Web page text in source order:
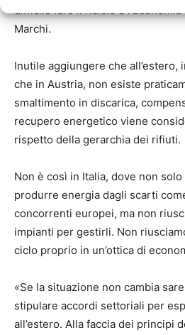
difficile fare il riciclo e
Marchi.
Inutile aggiungere che all’estero,
che in Austria, non esiste
smaltimento in discarica,
recupero energetico viene
rispetto della gerarchia dei rifiuti.
Non è così in Italia, dove non
produrre energia dagli scarti
concorrenti europei, ma non
impianti per gestirli. Non
ciclo proprio in un’ottica di
«Se la situazione non cambia
stipulare accordi settoriali per
all’estero. Alla faccia dei principi